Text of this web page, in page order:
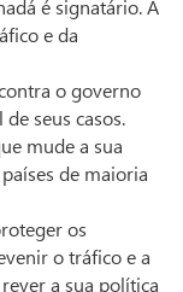
é signatário. A
e da
o governo
seus casos.
mude a sua
de maioria
os
o tráfico e a
a sua política